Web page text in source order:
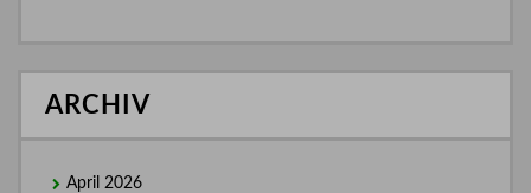
ARCHIV
April 2026